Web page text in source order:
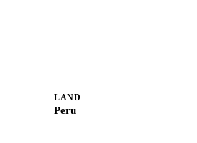
LAND
Peru